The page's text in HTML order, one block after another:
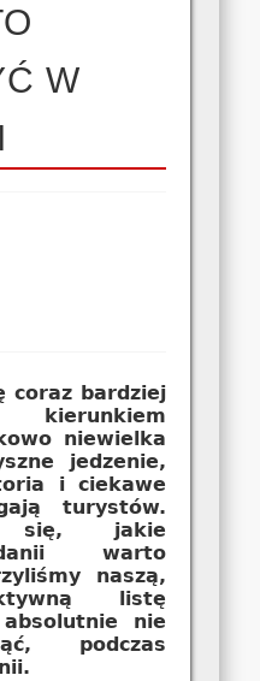
W
coraz bardziej
niewielka
jedzenie,
i ciekawe
turystów.
się, jakie
warto
naszą,
listę
nie
podczas